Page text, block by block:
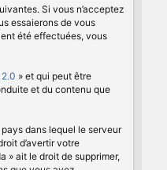
Si vous n’acceptez
essaierons de vous
été effectuées, vous
» et qui peut être
et du contenu que
dans lequel le serveur
d’avertir votre
» ait le droit de supprimer,